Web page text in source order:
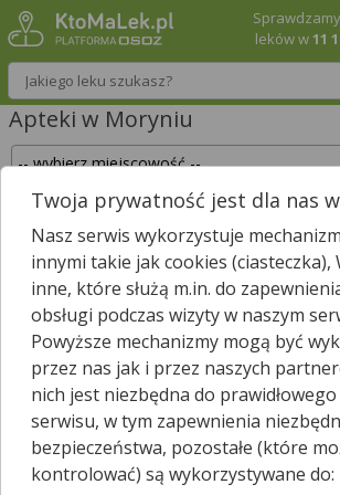
Wpisz nazwę leku
leków w11
Apteki w Moryniu
Sprawdź, które apteki w Moryniu
lek i zarezerwuj go już teraz!
Wpisz nazwę leku
W Moryniu jest
apteka.
Wybierz typ aptek
Twoja prywatność jest dla nas
Nasz serwis wykorzystuje
innymi takie jak cookies (ciasteczka),
inne, które służą m.in. do
obsługi podczas wizyty w naszym
Powyższe mechanizmy mogą być
przez nas jak i przez naszych
nich jest niezbędna do prawidłowego
serwisu, w tym zapewnienia
bezpieczeństwa, pozostałe (które
kontrolować) są wykorzystywane do: